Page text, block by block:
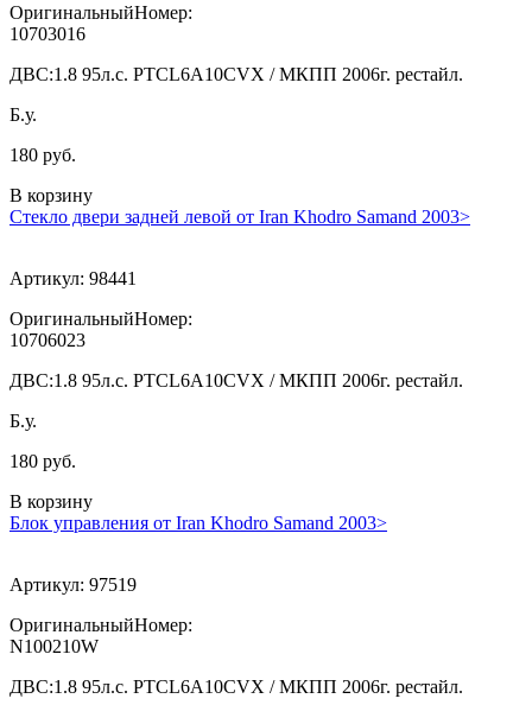
ОригинальныйНомер:
10703016
ДВС:1.8 95л.с. PTCL6A10CVX / МКПП 2006г. рестайл.
Б.у.
180 руб.
В корзину
Стекло двери задней левой от Iran Khodro Samand 2003>
Артикул: 98441
ОригинальныйНомер:
10706023
ДВС:1.8 95л.с. PTCL6A10CVX / МКПП 2006г. рестайл.
Б.у.
180 руб.
В корзину
Блок управления от Iran Khodro Samand 2003>
Артикул: 97519
ОригинальныйНомер:
N100210W
ДВС:1.8 95л.с. PTCL6A10CVX / МКПП 2006г. рестайл.